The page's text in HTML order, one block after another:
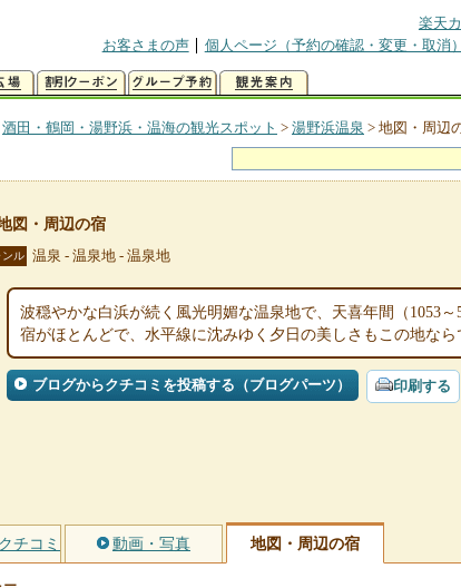
楽天
お客さまの声
個人ページ（予約の確認・変更・取消）
酒田・鶴岡・湯野浜・温海の観光スポット > 湯野浜温泉 > 地図・周辺
図・周辺の宿
ンル 温泉 - 温泉地 - 温泉地
波穏やかな白浜が続く風光明媚な温泉地で、天喜年間（1053
宿がほとんどで、水平線に沈みゆく夕日の美しさもこの地なら
ブログからクチコミを投稿する（ブログパーツ） 印刷する
チコミ 動画・写真 地図・周辺の宿